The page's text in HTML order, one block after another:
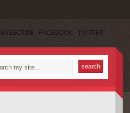
SUBSCRIBE FACEBOOK TWITTER